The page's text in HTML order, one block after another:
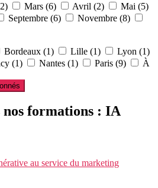
Mars (6) Avril (2)
Mai (5)
Septembre (6)
Novembre (8)
Bordeaux (1) Lille (1)
Lyon (1)
(1) Nantes (1) Paris (9)
À
nos formations : IA
au service du marketing